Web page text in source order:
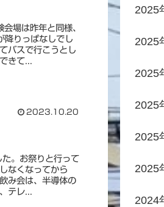
場は昨年と同様、
りっぱなしでし
バスで行こうとし
きて...
2023.10.20
。お祭りと行って
なくなってから
み会は、半導体の
テレ...
2025
2025
2025
2025
2025
2025
2024